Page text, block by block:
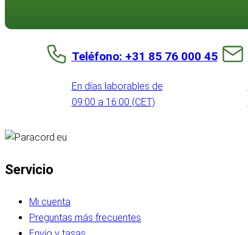
Teléfono: +31 85 76 000 45
En días laborables de
09:00 a 16:00 (CET)
Servicio
Mi cuenta
Preguntas más frecuentes